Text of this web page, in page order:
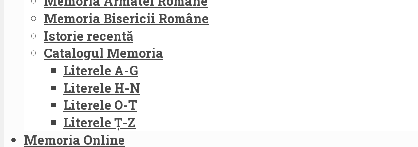
Memoria Bisericii Române
Istorie recentă
Catalogul Memoria
Literele A-G
Literele H-N
Literele O-T
Literele Ț-Z
Memoria Online